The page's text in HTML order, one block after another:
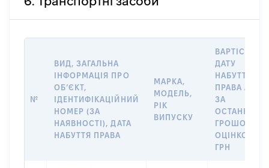
№
ВИД, ЗАГАЛЬНА
ІНФОРМАЦІЯ ПРО
ОБʼЄКТ,
ІДЕНТИФІКАЦІЙНИЙ
НОМЕР (ЗА
НАЯВНОСТІ), ДАТА
НАБУТТЯ ПРАВА
МАРКА,
МОДЕЛЬ,
РІК
ВИПУСКУ
ВАРТІСТЬ НА
ДАТУ
НАБУТТЯ
ПРАВА АБО
ЗА
ГРОШОВОЮ
ОЦІНКОЮ,
ГРН